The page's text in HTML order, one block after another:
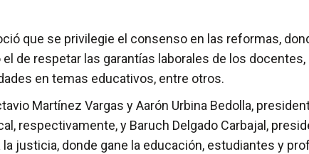
que se privilegie el consenso en las reformas,
de respetar las garantías laborales de los
en temas educativos, entre otros.
Martínez Vargas y Aarón Urbina Bedolla,
respectivamente, y Baruch Delgado Carbajal,
justicia, donde gane la educación, estudiantes y